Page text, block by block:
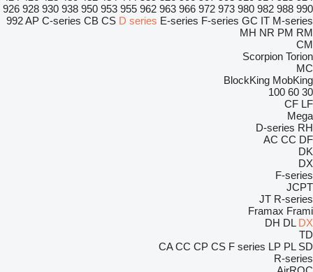
926 928 930 938 950 953 955 962 963 966 972 973 980 982 988 990
992AP C-series CB CS D series E-series F-series GC IT M-series
MH NR PM RM
CM
Scorpion Torion
MC
BlockKing MobKing
30
60
100
CF LF
Mega
D-series RH
AC CC DF
DK
DX
F-series
JCPT
JT R-series
Framax Frami
DH DL DX
TD
CA CC CP CS F series LP PL SD
R-series